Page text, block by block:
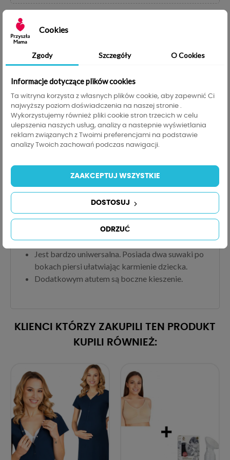
help_outline
Zobacz Tabelę Rozmiarów
Do darmowej dostawy brakuje 200,00 zł
Opis Szczegóły produktu
Tabela rozmiarów
Informacje GPSR
Bluza ciążowa i do karmienia najwyższej jakości
Wyprodukowana w Polsce
Utrzymana w oversizowym stylu będzie idealnie
pasować na każdą figurę
Bluza posiada wysoki kaptur , który można
ułożyć jako szal
Jest bardzo uniwersalna. Posiada dwa suwaki po
bokach piersi ułatwiając karmienie dziecka.
Dodatkowym atutem są boczne kieszenie.
KLIENCI KTÓRZY ZAKUPILI TEN PRODUKT
KUPILI RÓWNIEŻ:
Cookies
Zgody Szczegóły O Cookies
Informacje dotyczące plików cookies
Ta witryna korzysta z własnych plików cookie, aby zapewnić Ci
najwyższy poziom doświadczenia na naszej stronie .
Wykorzystujemy również pliki cookie stron trzecich w celu
ulepszenia naszych usług, analizy a nastepnie wyświetlania
reklam związanych z Twoimi preferencjami na podstawie
analizy Twoich zachowań podczas nawigacji.
ODRZUĆ
DOSTOSUJ
ZAAKCEPTUJ WSZYSTKIE